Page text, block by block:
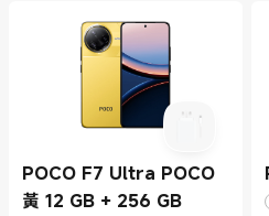
POCO F7 Ultra POCO
黃 12 GB + 256 GB